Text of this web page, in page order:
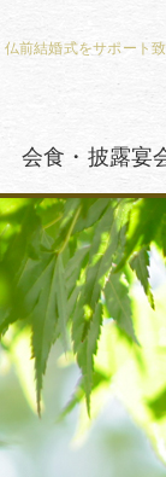
前結婚式をサポート
会食・披露宴